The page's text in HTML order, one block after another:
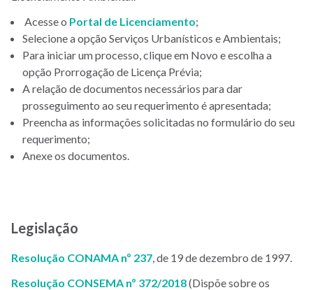
Acesse o Portal de Licenciamento;
Selecione a opção Serviços Urbanísticos e Ambientais;
Para iniciar um processo, clique em Novo e escolha a
opção Prorrogação de Licença Prévia;
A relação de documentos necessários para dar
prosseguimento ao seu requerimento é apresentada;
Preencha as informações solicitadas no formulário do seu
requerimento;
Anexe os documentos.
Legislação
Resolução CONAMA nº 237, de 19 de dezembro de 1997.
Resolução CONSEMA nº 372/2018(Dispõe sobre os